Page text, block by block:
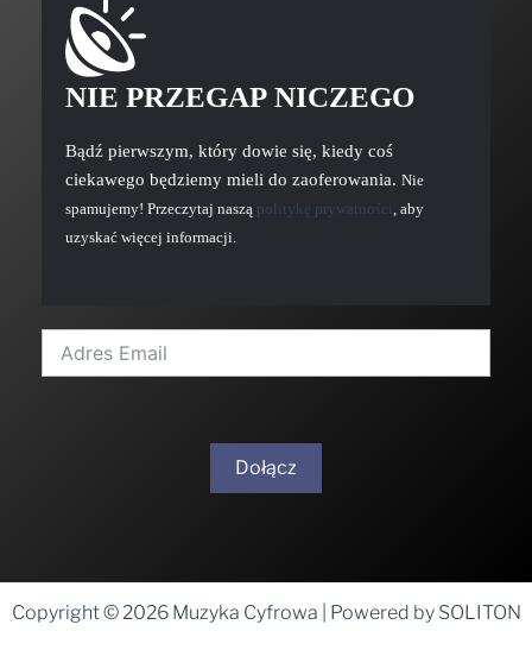
NIE PRZEGAP NICZEGO
Bądź pierwszym, który dowie się, kiedy coś
ciekawego będziemy mieli do zaoferowania. Nie
spamujemy! Przeczytaj naszą politykę prywatności, aby
uzyskać więcej informacji.
Dołącz
Copyright © 2026 Muzyka Cyfrowa | Powered by SOLITON